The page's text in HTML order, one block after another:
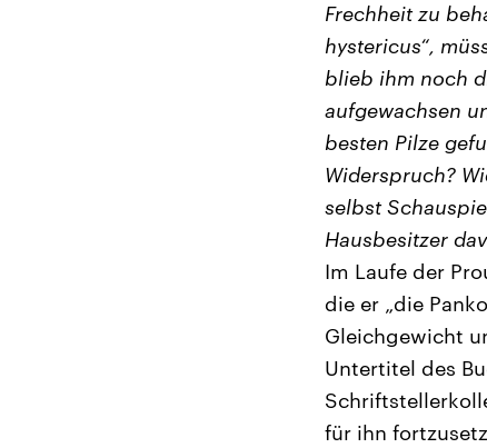
Frechheit zu
hystericus“,
blieb ihm noch
aufgewachsen
besten Pilze
Widerspruch?
selbst
Hausbesitzer
Im Laufe der
die er „die
Gleichgewicht
Untertitel des
für ihn